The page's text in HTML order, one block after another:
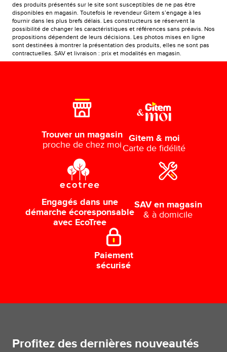
des produits présentés sur le site sont susceptibles de ne pas être
disponibles en magasin. Toutefois le revendeur Gitem s’engage à les
fournir dans les plus brefs délais. Les constructeurs se réservent la
possibilité de changer les caractéristiques et références sans préavis. Nos
propositions dépendent de leurs décisions. Les photos mises en ligne
sont destinées à montrer la présentation des produits, elles ne sont pas
contractuelles. SAV et livraison : prix et modalités en magasin.
Trouver un magasin
proche de chez moi
Gitem & moi
Carte de fidélité
Engagés dans une
démarche écoresponsable
avec EcoTree
SAV en magasin
& à domicile
Paiement
sécurisé
Profitez des dernières nouveautés